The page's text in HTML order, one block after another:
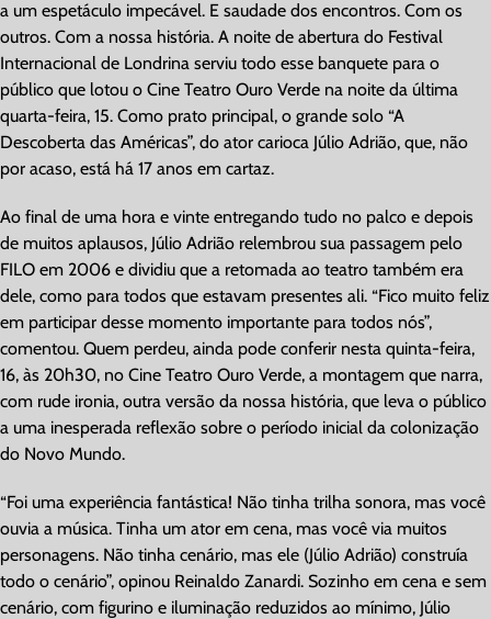
a um espetáculo impecável. E saudade dos encontros. Com os
outros. Com a nossa história. A noite de abertura do Festival
Internacional de Londrina serviu todo esse banquete para o
público que lotou o Cine Teatro Ouro Verde na noite da última
quarta-feira, 15. Como prato principal, o grande solo “A
Descoberta das Américas”, do ator carioca Júlio Adrião, que, não
por acaso, está há 17 anos em cartaz.
Ao final de uma hora e vinte entregando tudo no palco e depois
de muitos aplausos, Júlio Adrião relembrou sua passagem pelo
FILO em 2006 e dividiu que a retomada ao teatro também era
dele, como para todos que estavam presentes ali. “Fico muito feliz
em participar desse momento importante para todos nós”,
comentou. Quem perdeu, ainda pode conferir nesta quinta-feira,
16, às 20h30, no Cine Teatro Ouro Verde, a montagem que narra,
com rude ironia, outra versão da nossa história, que leva o público
a uma inesperada reflexão sobre o período inicial da colonização
do Novo Mundo.
“Foi uma experiência fantástica! Não tinha trilha sonora, mas você
ouvia a música. Tinha um ator em cena, mas você via muitos
personagens. Não tinha cenário, mas ele (Júlio Adrião) construía
todo o cenário”, opinou Reinaldo Zanardi. Sozinho em cena e sem
cenário, com figurino e iluminação reduzidos ao mínimo, Júlio